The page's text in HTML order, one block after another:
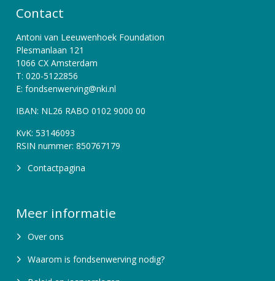
Contact
Antoni van Leeuwenhoek Foundation
Plesmanlaan 121
1066 CX Amsterdam
T: 020-5122856
E: fondsenwerving@nki.nl
IBAN: NL26 RABO 0102 9000 00
KvK: 53146093
RSIN nummer: 850767179
Contactpagina
Meer informatie
Over ons
Waarom is fondsenwerving nodig?